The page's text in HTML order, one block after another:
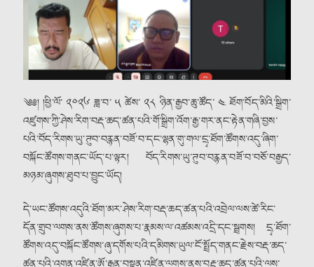
༄༅། །ཕྱི་ལོ་ ༢༠༢༦ ཟླ་བ་ ༥ ཚེས་ ༢༨ ཉིན་རྒྱབ་ཆུ་ཚོད་ ༤ ཐོག་བོད་མིའི་སྒྲིག་
འཛུགས་ཀྱི་ཤེས་རིག་བརྡ་ཆད་ཚན་པའི་གོ་སྒྲིག་འོག་རྒྱ་གར་ནང་རྟེན་གཞི་བྱས་
པའི་བོད་རིགས་ཡུ་ཊུབ་བརྙན་བཟོ་བ་དང་ལྷན་གུ་གལ་དྲྭ་ཐོག་ཚོགས་འདུ་ཞིག་
བསྐོང་ཚོགས་གནང་ཡོད་པ་ལྟར། བོད་རིགས་ཡུ་ཊུབ་བརྙན་བཟོ་བ་བཅོ་བརྒྱད་
མཉམ་ཞུགས་ཐུབ་པ་བྱུང་ཡོད།
དེ་ཡང་ཚོགས་འདུའི་ཐོག་མར་ཤེས་རིག་བརྡ་ཆད་ཚན་པའི་འབྲེལ་ལས་ཚེ་རིང་
དོན་གྲུབ་ལགས་ནས་ཚོགས་ཞུགས་པ་རྣམས་ལ་འཚམས་འདྲི་དང་སྦྲགས། དྲྭ་ཐོག་
ཚོགས་འདུ་བསྐོང་ཚོགས་ཞུ་དགོས་པའི་དམིགས་ཡུལ་ངོ་སྤྲོད་གནང་རྗེས་བརྡ་ཆད་